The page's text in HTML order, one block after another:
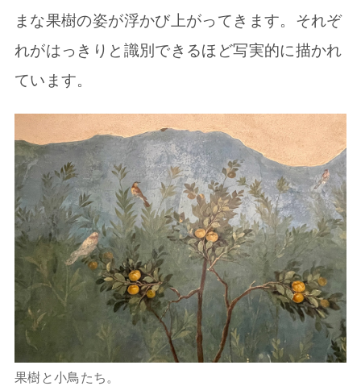
まな果樹の姿が浮かび上がってきます。それぞ
れがはっきりと識別できるほど写実的に描かれ
ています。
果樹と小鳥たち。